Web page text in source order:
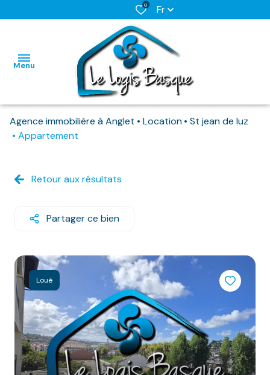
0 Fr
Menu
L'AGENCE
DISPONIBLES
PRO
BIENS
LOUES
PRO
NOS
VILLES
DOSSIER DE
CANDIDATURE
NOS
Agence immobilière à Anglet Location
St jean de luz
Appartement
Retour aux résultats
Partager ce bien
Loué